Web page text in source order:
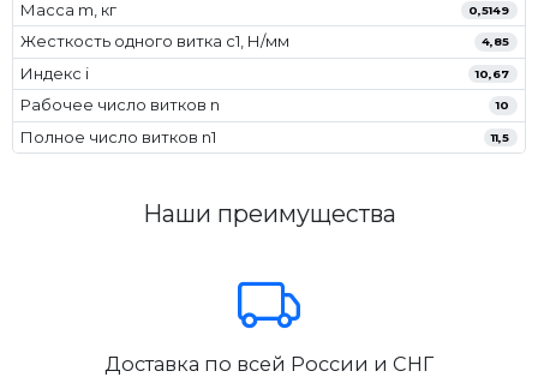
Масса m, кг 0,5149
Жесткость одного витка c1, Н/мм 4,85
Индекс i 10,67
Рабочее число витков n 10
Полное число витков n1 11,5
Наши преимущества
Доставка по всей России и СНГ